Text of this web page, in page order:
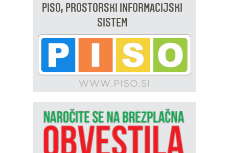
PISO, PROSTORSKI INFORMACIJSKI
SISTEM